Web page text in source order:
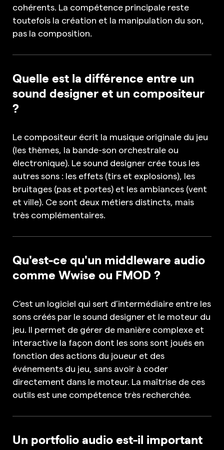
cohérents. La compétence principale reste
toutefois la création et la manipulation du son,
pas la composition.
Quelle est la différence entre un
sound designer et un compositeur
?
Le compositeur écrit la musique originale du jeu
(les thèmes, la bande-son orchestrale ou
électronique). Le sound designer crée tous les
autres sons : les effets (tirs et explosions), les
bruitages (pas et portes) et les ambiances (vent
et ville). Ce sont deux métiers distincts, mais
très complémentaires.
Qu'est-ce qu'un middleware audio
comme Wwise ou FMOD ?
C’est un logiciel qui sert d’intermédiaire entre les
sons créés par le sound designer et le moteur du
jeu. Il permet de gérer de manière complexe et
interactive la façon dont les sons sont joués en
fonction des actions du joueur et des
événements du jeu, sans avoir à coder
directement dans le moteur. La maîtrise de ces
outils est une compétence très recherchée.
Un portfolio audio est-il important